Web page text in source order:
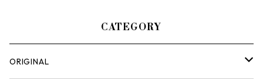
CATEGORY
ORIGINAL